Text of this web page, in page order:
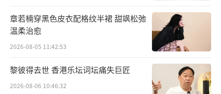
泰（肖央饰）、杰克贾（托尼贾饰）一起来到
疗养院查案。《恶魔的呼吸》以一起神秘
的“雨夜群杀案”为开端，林默深入开展调查
每一个细节、线索串联起案件背后的复杂人性
及巨大阴谋。
章若楠穿黑色皮衣配格纹半裙 甜飒松弛
温柔治愈
2026-08-05 11:42:53
黎彼得去世 香港乐坛词坛痛失巨匠
2026-08-06 10:46:32